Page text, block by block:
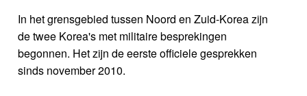
In het grensgebied tussen Noord en Zuid-Korea zijn
de twee Korea's met militaire besprekingen
begonnen. Het zijn de eerste officiele gesprekken
sinds november 2010.